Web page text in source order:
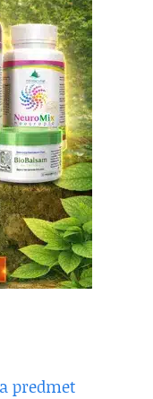
predmet